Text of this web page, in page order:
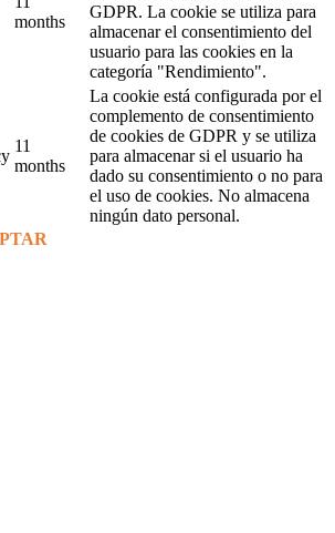
months
GDPR. La cookie se utiliza para
almacenar el consentimiento del
usuario para las cookies en la
categoría "Rendimiento".
11
months
La cookie está configurada por el
complemento de consentimiento
de cookies de GDPR y se utiliza
para almacenar si el usuario ha
dado su consentimiento o no para
el uso de cookies. No almacena
ningún dato personal.